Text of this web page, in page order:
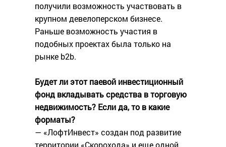
получили возможность участвовать в
крупном девелоперском бизнесе.
Раньше возможность участия в
подобных проектах была только на
рынке b2b.
Будет ли этот паевой инвестиционный
фонд вкладывать средства в торговую
недвижимость? Если да, то в какие
форматы?
— «ЛофтИнвест» создан под развитие